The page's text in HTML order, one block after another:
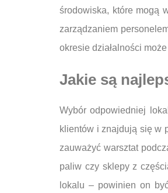
środowiska, które mogą
zarządzaniem
okresie działalności
Jakie są
Wybór odpowiedniej
klientów i znajdują się w
zauważyć warsztat
paliw czy sklepy z
lokalu – powinien on